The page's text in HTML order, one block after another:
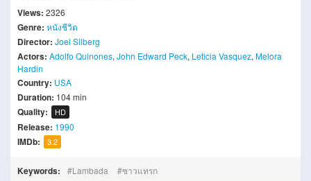
Views: 2326
Genre: หนังชีวิต
Director: Joel Silberg
Actors: Adolfo Quinones, John Edward Peck, Leticia Vasquez, Melora
Hardin
Country: USA
Duration: 104 min
Quality: HD
Release: 1990
IMDb: 3.2
Keywords: Lambada ซาวแทรก